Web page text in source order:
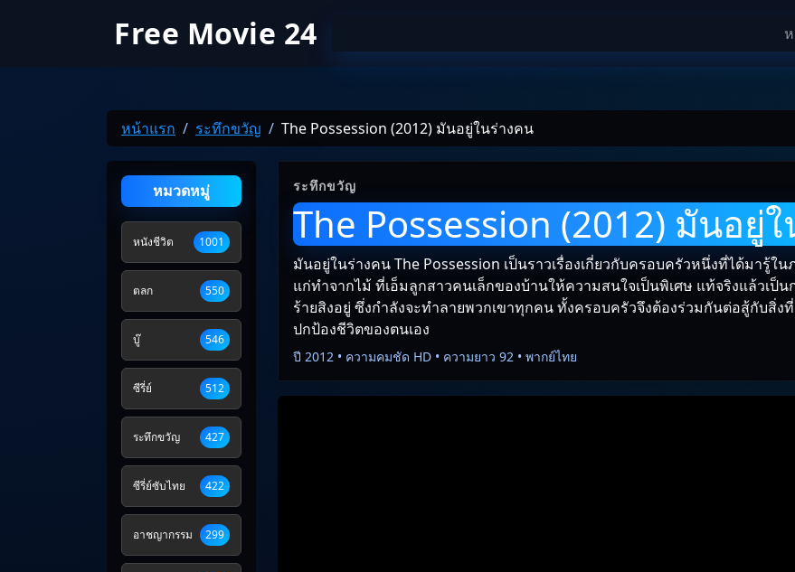
Free Movie 24
หน้าแรก ระทึกขวัญ The Possession (2012) มันอยู่ในร่างคน
หมวดหมู่
หนังชีวิต 1001
ตลก 550
บู๊ 546
ซีรี่ย์ 512
ระทึกขวัญ 427
ซีรี่ย์ซับไทย 422
อาชญากรรม 299
ระทึกขวัญ
The Possession (2012) มันอยู่
มันอยู่ในร่างคน The Possession เป็นราวเรื่องเกี่ยวกับครอบครัวหนึ่งที่ได­้มารู้ใน
แก่ทำจากไม้ ที่เอ็มลูกสาวคนเล็กของบ้านให้ความสนใจเป็­นพิเศษ แท้จริงแล้วเ
ร้ายส­ิงอยู่ ซึ่งกำลังจะทำลายพวกเขาทุกคน ทั้งครอบครัวจึงต้องร่วมกันต่อสู้กับสิ่ง
ปกป้องชีวิตของตนเอง
ปี 2012 • ความคมชัด HD • ความยาว 92 • พากย์ไทย